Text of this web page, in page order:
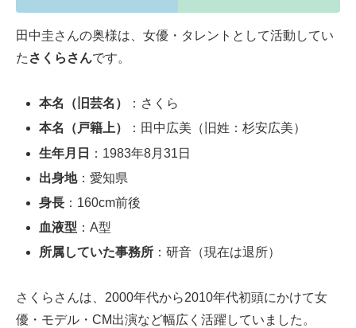
田中圭さんの奥様は、女優・タレントとして活動してい
た さくらさんです。
本名（旧芸名）
：さくら
本名（戸籍上）
：田中広美（旧姓：杉安広美）
生年月日
：1983年8月31日
出身地：愛知県
身長 ：160cm前後
血液型 ：A型
所属していた事務所 ：研音（現在は退所）
さくらさんは、2000年代から2010年代初頭にかけて女
優・モデル・CM出演など幅広く活躍していました。